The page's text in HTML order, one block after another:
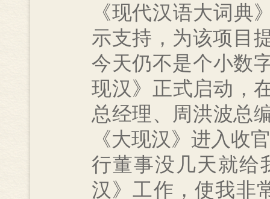
《现代汉语大词典
示支持，为该项目
今天仍不是个小数
现汉》正式启动，
总经理、周洪波总
《大现汉》进入收
行董事没几天就给
汉》工作，使我非